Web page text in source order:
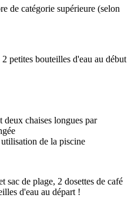
de catégorie supérieure (selon
petites bouteilles d'eau au début
deux chaises longues par
de la piscine
sac de plage, 2 dosettes de café
d'eau au départ !